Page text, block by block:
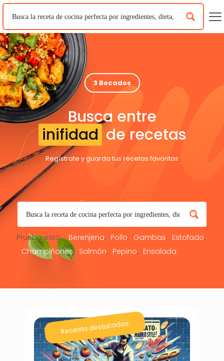
3 Bocados
Busca entre
inifidad de recetas
Regístrate y guarda tus recetas favoritas
Prueba esto: Berenjena Pollo Gambas
Estofado
Champiñones
Salmón Pepino Ensalada
Recetas destacadas